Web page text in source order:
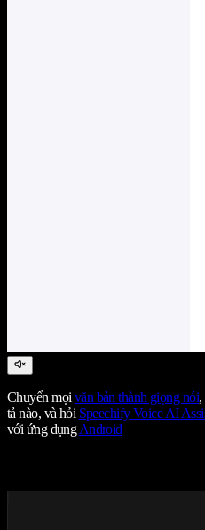
Chuyển mọivăn bản thành giọng nói,
tả nào, và hỏi Speechify Voice AI
với ứng dụngAndroid